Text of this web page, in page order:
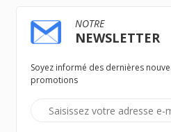
NOTRE
NEWSLETTER
Soyez informé des dernières
promotions